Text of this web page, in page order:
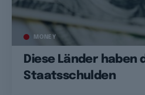
MONEY
Diese Länder haben
Staatsschulden